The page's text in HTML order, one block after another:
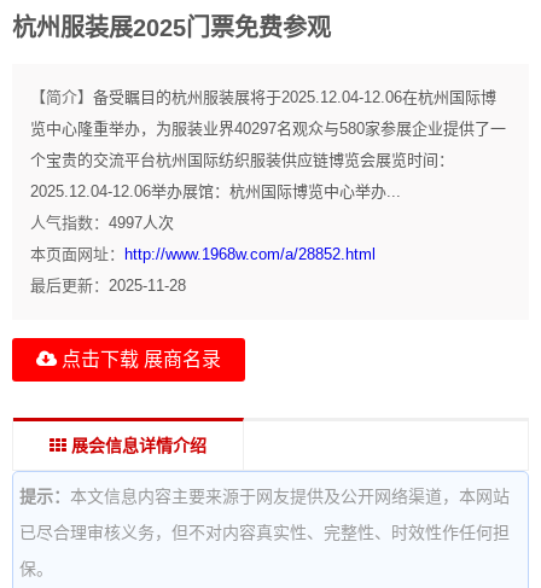
杭州服装展2025门票免费参观
【简介】 备受瞩目的杭州服装展将于2025.12.04-12.06在杭州国际博
览中心隆重举办，为服装业界40297名观众与580家参展企业提供了一
个宝贵的交流平台杭州国际纺织服装供应链博览会展览时间：
2025.12.04-12.06举办展馆：杭州国际博览中心举办...
人气指数： 4997人次
本页面网址：
http://www.1968w.com/a/28852.html
最后更新： 2025-11-28
点击下载 展商名录
展会信息详情介绍
提示： 本文信息内容主要来源于网友提供及公开网络渠道，本网站
已尽合理审核义务，但不对内容真实性、完整性、时效性作任何担
保。